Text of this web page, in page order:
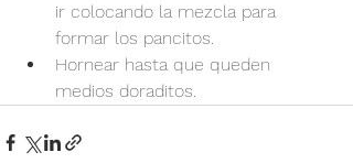
ir colocando la mezcla para
formar los pancitos.
Hornear hasta que queden
medios doraditos.